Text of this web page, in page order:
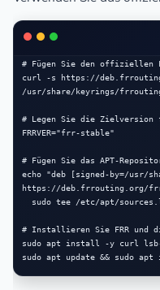
# Fügen Sie den offiziellen
curl -s https://
/usr/share/keyrings/
# Legen Sie die
FRRVER="frr-stable"
# Fügen Sie das APT-
echo "deb [signed-by=/usr/
https://deb.frrouting.org/frr
# Installieren Sie FRR und
sudo apt install -y curl